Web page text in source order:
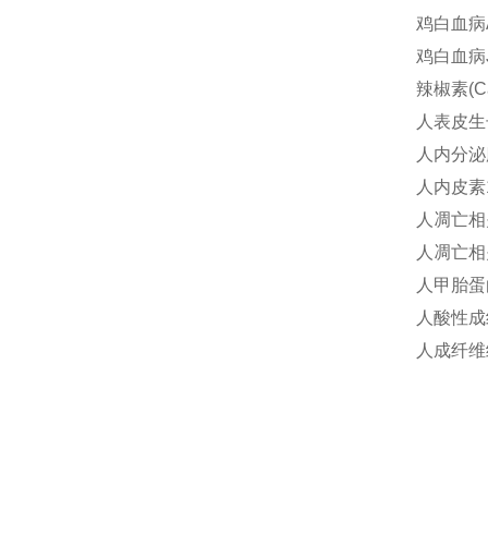
鸡白血
鸡白血
辣椒素
人表皮
人内分
人内皮
人凋亡
人凋亡
人甲胎
人酸性
人成纤